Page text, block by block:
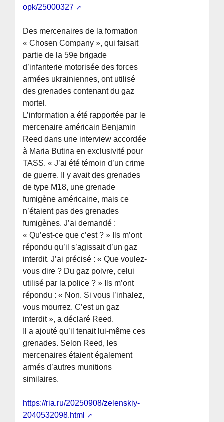
opk/25000327
Des mercenaires de la formation
« Chosen Company », qui faisait
partie de la 59e brigade
d’infanterie motorisée des forces
armées ukrainiennes, ont utilisé
des grenades contenant du gaz
mortel.
L’information a été rapportée par le
mercenaire américain Benjamin
Reed dans une interview accordée
à Maria Butina en exclusivité pour
TASS. « J’ai été témoin d’un crime
de guerre. Il y avait des grenades
de type M18, une grenade
fumigène américaine, mais ce
n’étaient pas des grenades
fumigènes. J’ai demandé :
« Qu’est-ce que c’est ? » Ils m’ont
répondu qu’il s’agissait d’un gaz
interdit. J’ai précisé : « Que voulez-
vous dire ? Du gaz poivre, celui
utilisé par la police ? » Ils m’ont
répondu : « Non. Si vous l’inhalez,
vous mourrez. C’est un gaz
interdit », a déclaré Reed.
Il a ajouté qu’il tenait lui-même ces
grenades. Selon Reed, les
mercenaires étaient également
armés d’autres munitions
similaires.
https://ria.ru/20250908/zelenskiy-
2040532098.html